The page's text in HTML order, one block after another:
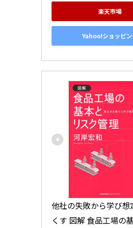
楽天市場
Yahoo!ショッピ
他社の失敗から学び想
くす 図解 食品工場の